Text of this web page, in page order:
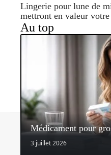
Lingerie pour lune de
mettront en valeur
Au top
Médicament pour
3 juillet 2026
Contact